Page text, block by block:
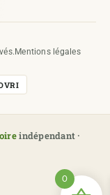
Mentions légales
indépendant ·
0